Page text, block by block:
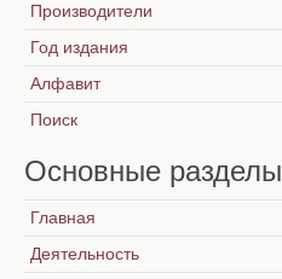
Производители
Год издания
Алфавит
Поиск
Основные разделы
Главная
Деятельность